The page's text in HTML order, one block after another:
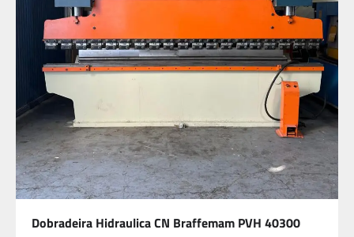
Dobradeira Hidraulica CN Braffemam PVH 40300